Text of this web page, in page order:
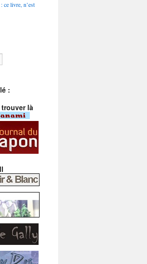
ce livre, n’est
:
là